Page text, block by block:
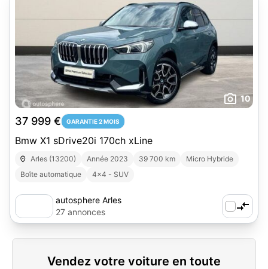
10
37 999 € GARANTIE 2 MOIS
Bmw X1 sDrive20i 170ch xLine
Arles (13200) Année 2023 39 700 km
Micro Hybride
Boîte automatique
4x4 - SUV
autosphere Arles
27 annonces
Vendez votre voiture en toute